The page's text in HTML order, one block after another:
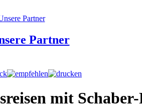
Partner
mit Schaber-